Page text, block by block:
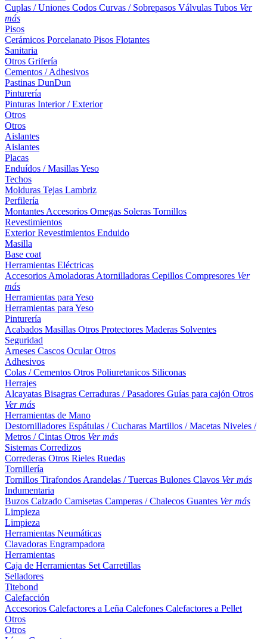
Cuplas / Uniones Codos Curvas / Sobrepasos Válvulas Tubos Ver
más
Pisos
Cerámicos Porcelanato Pisos Flotantes
Sanitaria
Otros Grifería
Cementos / Adhesivos
Pastinas DunDun
Pinturería
Pinturas Interior / Exterior
Otros
Otros
Aislantes
Aislantes
Placas
Enduídos / MasillasYeso
Techos
Molduras Tejas Lambriz
Perfilería
Montantes Accesorios Omegas Soleras Tornillos
Revestimientos
ExteriorRevestimientos Enduido
Masilla
Base coat
Herramientas Eléctricas
Accesorios Amoladoras Atornilladoras Cepillos Compresores Ver
más
Herramientas para Yeso
Herramientas para Yeso
Pinturería
Acabados Masillas Otros Protectores Maderas Solventes
Seguridad
Arneses Cascos OcularOtros
Adhesivos
Colas / Cementos Otros Poliuretanicos Siliconas
Herrajes
Alcayatas Bisagras Cerraduras / Pasadores Guías para cajón Otros
Ver más
Herramientas de Mano
Destornilladores Espátulas / Cucharas Martillos / Macetas Niveles /
Metros / Cintas Otros Ver más
Sistemas Corredizos
Correderas Otros Rieles Ruedas
Tornillería
Tornillos Tirafondos Arandelas / Tuercas Bulones Clavos Ver más
Indumentaria
Buzos Calzado Camisetas Camperas / Chalecos Guantes Ver más
Limpieza
Limpieza
Herramientas Neumáticas
Clavadoras Engrampadora
Herramientas
Caja de Herramientas Set Carretillas
Selladores
Titebond
Calefacción
Accesorios Calefactores a Leña Calefones Calefactores a Pellet
Otros
Otros